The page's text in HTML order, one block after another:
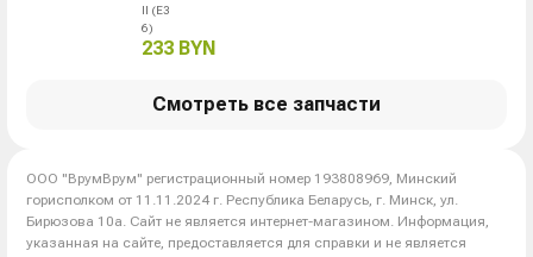
II (E3
6)
233 BYN
Смотреть все запчасти
ООО "ВрумВрум" регистрационный номер 193808969, Минский
горисполком от 11.11.2024 г. Республика Беларусь, г. Минск, ул.
Бирюзова 10а. Сайт не является интернет-магазином. Информация,
указанная на сайте, предоставляется для справки и не является